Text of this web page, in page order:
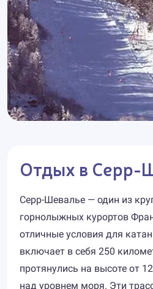
Отдых в Серр-
Серр-Шевалье — один из
горнолыжных курортов
отличные условия для
включает в себя 250
протянулись на высоте от
над уровнем моря. Эти